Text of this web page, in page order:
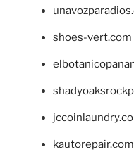
shoes-vert.com
kautorepair.com